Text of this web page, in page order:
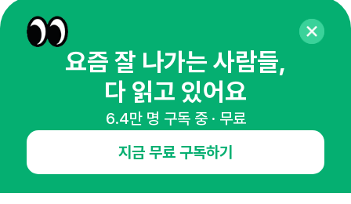
경기도 성남시 분당구 대왕판교로645번길 16
사업자등록번호 : 144-81-27690(
통신판매업신고번호 : 2014-경기성남-1023
호스팅서비스사업자 : 오픈애즈
1800-2198
openads@openads.co.kr
이용약관
instagramthreadkakaotalk
요즘 잘 나가는 사람들,
다 읽고 있어요
6.4만 명 구독 중 · 무료
지금 무료 구독하기